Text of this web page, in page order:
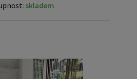
skladem